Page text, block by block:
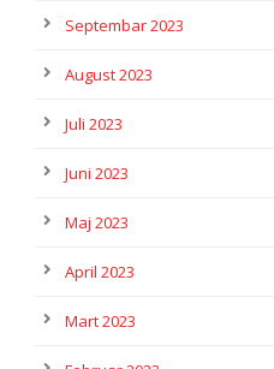
Septembar 2023
August 2023
Juli 2023
Juni 2023
Maj 2023
April 2023
Mart 2023